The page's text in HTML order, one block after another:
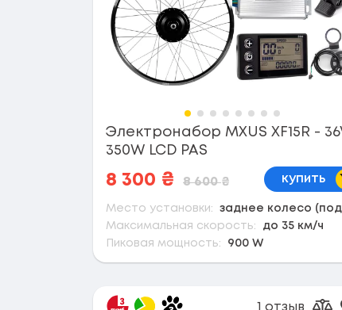
Электронабор MXUS XF15R -
350W LCD PAS
8 300 ₴ 8 600₴ купить
Место установки:
заднее колесо (под
Максимальная скорость:
до 35 км/ч
Пиковая мощность:
900 W
1 отзыв